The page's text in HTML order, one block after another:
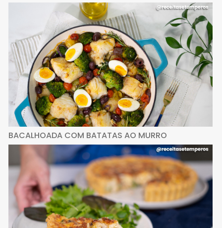
BACALHOADA COM BATATAS AO MURRO